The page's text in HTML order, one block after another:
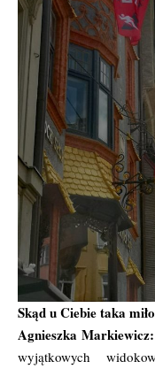
Skąd u Ciebie taka
Agnieszka Markiewicz:
wyjątkowych